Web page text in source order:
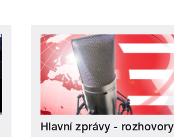
Hlavní zprávy - rozhovory